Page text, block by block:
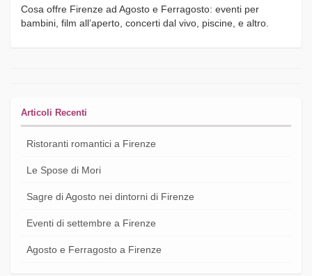
Cosa offre Firenze ad Agosto e Ferragosto: eventi per
bambini, film all’aperto, concerti dal vivo, piscine, e altro.
Articoli Recenti
Ristoranti romantici a Firenze
Le Spose di Mori
Sagre di Agosto nei dintorni di Firenze
Eventi di settembre a Firenze
Agosto e Ferragosto a Firenze